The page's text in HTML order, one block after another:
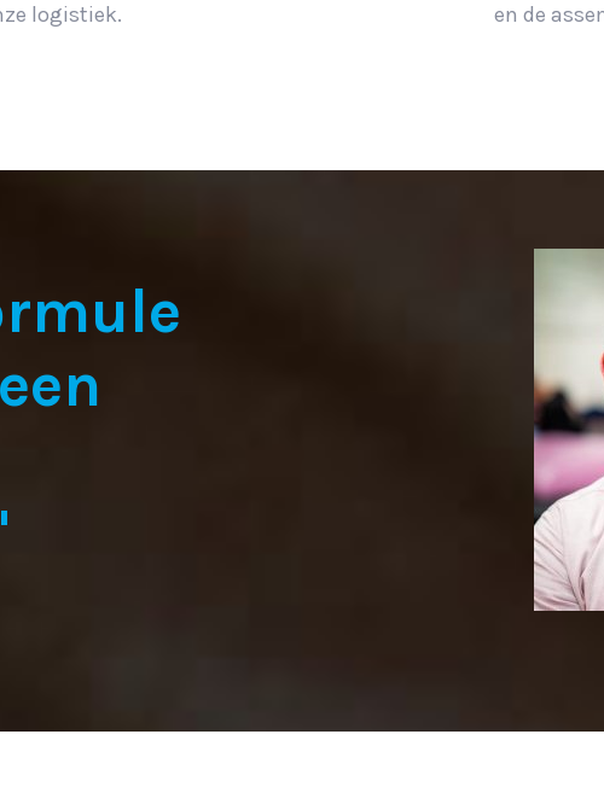
logistiek.
en de